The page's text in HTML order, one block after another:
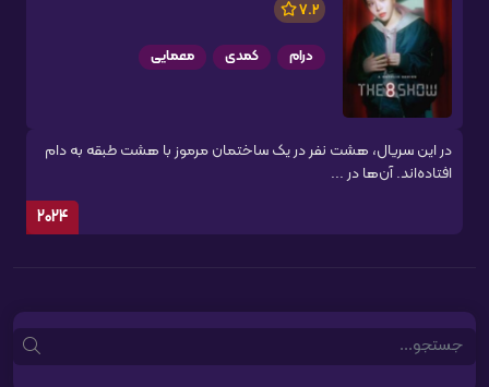
7.2
درام کمدی معمایی
در این سریال، هشت نفر در یک ساختمان مرموز با هشت طبقه به دام
افتاده‌اند. آن‌ها در ...
2024
Search